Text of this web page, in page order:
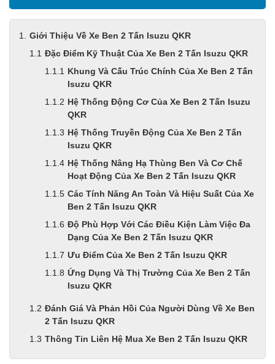
Giới Thiệu Về Xe Ben 2 Tấn Isuzu QKR
Đặc Điểm Kỹ Thuật Của Xe Ben 2 Tấn Isuzu QKR
Khung Và Cấu Trúc Chính Của Xe Ben 2 Tấn
Isuzu QKR
Hệ Thống Động Cơ Của Xe Ben 2 Tấn Isuzu
QKR
Hệ Thống Truyền Động Của Xe Ben 2 Tấn
Isuzu QKR
Hệ Thống Nâng Hạ Thùng Ben Và Cơ Chế
Hoạt Động Của Xe Ben 2 Tấn Isuzu QKR
Các Tính Năng An Toàn Và Hiệu Suất Của Xe
Ben 2 Tấn Isuzu QKR
Độ Phù Hợp Với Các Điều Kiện Làm Việc Đa
Dạng Của Xe Ben 2 Tấn Isuzu QKR
Ưu Điểm Của Xe Ben 2 Tấn Isuzu QKR
Ứng Dụng Và Thị Trường Của Xe Ben 2 Tấn
Isuzu QKR
Đánh Giá Và Phản Hồi Của Người Dùng Về Xe Ben
2 Tấn Isuzu QKR
Thông Tin Liên Hệ Mua Xe Ben 2 Tấn Isuzu QKR